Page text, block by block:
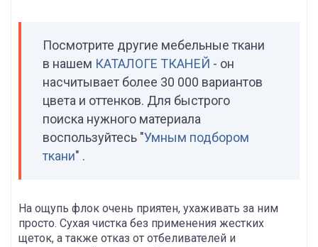
Посмотрите другие мебельные ткани
в нашем КАТАЛОГЕ ТКАНЕЙ - он
насчитывает более 30 000 вариантов
цвета и оттенков. Для быстрого
поиска нужного материала
воспользуйтесь "Умным подбором
ткани" .
На ощупь флок очень приятен, ухаживать за ним
просто. Сухая чистка без применения жестких
щеток, а также отказ от отбеливателей и